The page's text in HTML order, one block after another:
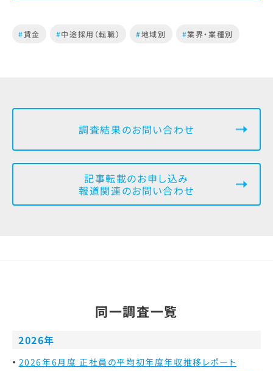
#賃金 #中途採用（転職） #地域別 #業界・業種別
調査結果のお問い合わせ
記事転載のお申し込み
報道関連のお問い合わせ
同一調査一覧
2026年
2026年6月度 正社員の平均初年度年収推移レポート